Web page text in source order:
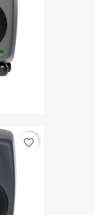
favorite_border